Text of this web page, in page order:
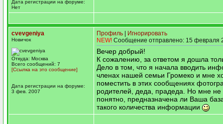
Дата регистрации на форуме:
Нет
cvevgeniya
Новичок
Откуда: Москва
Всего сообщений: 7
[Ссылка на это сообщение]
Дата регистрации на форуме:
3 фев. 2007
Профиль
Игнорировать
NEW! Сообщение отправлено: 15 февраля
Вечер добрый!
К сожалению, за ответом я дошла
Дело в том, что я начала вводить
членах нашей семьи Громеко и мне
поместить в этих сообщениях
родителей, деда, прадеда. Но мне не
понятно, предназначена ли Ваша
такого количества информации